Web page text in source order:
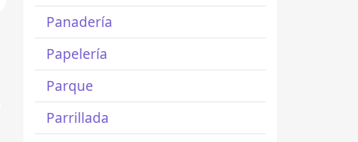
Panadería
Papelería
Parque
Parrillada